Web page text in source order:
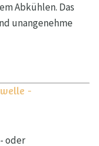
Abkühlen. Das
unangenehme
-
oder